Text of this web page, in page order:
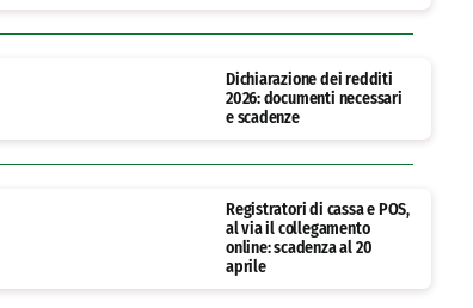
Dichiarazione dei redditi
2026: documenti necessari
e scadenze
Registratori di cassa e POS,
al via il collegamento
online: scadenza al 20
aprile